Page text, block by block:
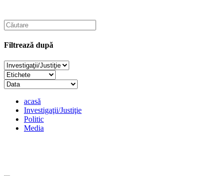
Filtrează după
acasă
Investigaţii/Justiţie
Politic
Media